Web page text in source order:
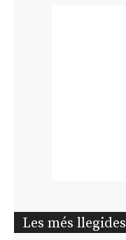
Les més llegides